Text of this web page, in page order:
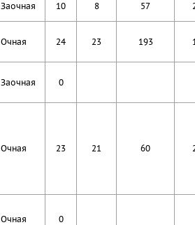
Заочная 10 8 57
Очная 24 23 193
Заочная 0
Очная 23 21 60
Очная 0